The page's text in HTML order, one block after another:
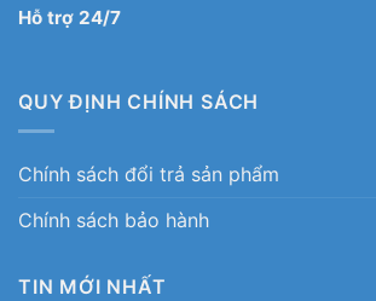
Hỗ trợ 24/7
QUY ĐỊNH CHÍNH SÁCH
Chính sách đổi trả sản phẩm
Chính sách bảo hành
TIN MỚI NHẤT